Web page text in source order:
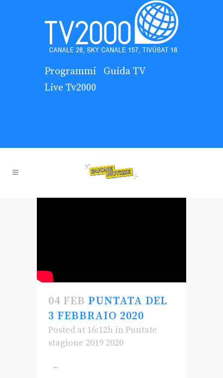
Programmi
Guida TV
Live Tv2000
04 FEB PUNTATA DEL
3 FEBBRAIO 2020
Posted at 16:12h in Puntate
stagione 2019 2020
...